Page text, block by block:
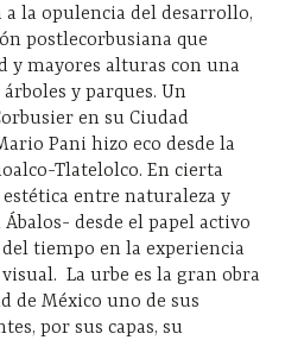
la opulencia del desarrollo,
postlecorbusiana que
y mayores alturas con una
y parques. Un
en su Ciudad
Pani hizo eco desde la
Tlatelolco. En cierta
entre naturaleza y
desde el papel activo
tiempo en la experiencia
La urbe es la gran obra
de México uno de sus
por sus capas, su